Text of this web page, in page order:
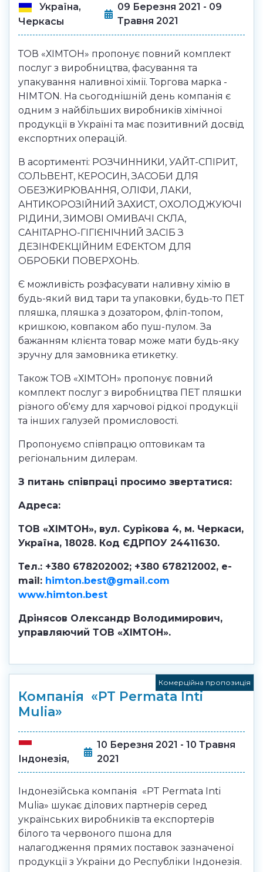
Україна,
Черкасы
09 Березня 2021 - 09
Травня 2021
ТОВ «ХІМТОН» пропонує повний комплект
послуг з виробництва, фасування та
упакування наливної хімії. Торгова марка -
HIMTON. На сьогоднішній день компанія є
одним з найбільших виробників хімічної
продукції в Україні та має позитивний досвід
експортних операцій.
В асортименті: РОЗЧИННИКИ, УАЙТ-СПІРИТ,
СОЛЬВЕНТ, КЕРОСИН, ЗАСОБИ ДЛЯ
ОБЕЗЖИРЮВАННЯ, ОЛІФИ, ЛАКИ,
АНТИКОРОЗІЙНИЙ ЗАХИСТ, ОХОЛОДЖУЮЧІ
РІДИНИ, ЗИМОВІ ОМИВАЧІ СКЛА,
САНІТАРНО-ГІГІЄНІЧНИЙ ЗАСІБ З
ДЕЗІНФЕКЦІЙНИМ ЕФЕКТОМ ДЛЯ
ОБРОБКИ ПОВЕРХОНЬ.
Є можливість розфасувати наливну хімію в
будь-який вид тари та упаковки, будь-то ПЕТ
пляшка, пляшка з дозатором, фліп-топом,
кришкою, ковпаком або пуш-пулом. За
бажанням клієнта товар може мати будь-яку
зручну для замовника етикетку.
Також ТОВ «ХІМТОН» пропонує повний
комплект послуг з виробництва ПЕТ пляшки
різного об'єму для харчової рідкої продукції
та інших галузей промисловості.
Пропонуємо співпрацю оптовикам та
регіональним дилерам.
З питань співпраці просимо звертатися:
Адреса:
ТОВ «ХІМТОН», вул. Сурікова 4, м. Черкаси,
Україна, 18028. Код ЄДРПОУ 24411630.
Тел.: +380 678202002; +380 678212002, e-
mail: himton.best@gmail.com
www.himton.best
Дрінясов Олександр Володимирович,
управляючий ТОВ «ХІМТОН».
Компанія «PT Permata Inti
Mulia»
Комерційна пропозиція
Індонезія,
10 Березня 2021 - 10 Травня
2021
Індонезійська компанія «PT Permata Inti
Mulia» шукає ділових партнерів серед
українських виробників та експортерів
білого та червоного пшона для
налагодження прямих поставок зазначеної
продукції з України до Республіки Індонезія.